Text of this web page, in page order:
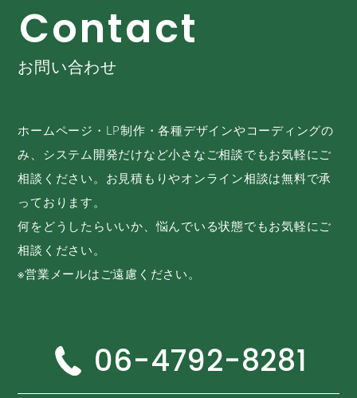
Contact
お問い合わせ
ホームページ・LP制作・各種デザインやコーディングの
み、システム開発だけなど小さなご相談でもお気軽にご
相談ください。お見積もりやオンライン相談は無料で承
っております。
何をどうしたらいいか、悩んでいる状態でもお気軽にご
相談ください。
※営業メールはご遠慮ください。
06-4792-8281